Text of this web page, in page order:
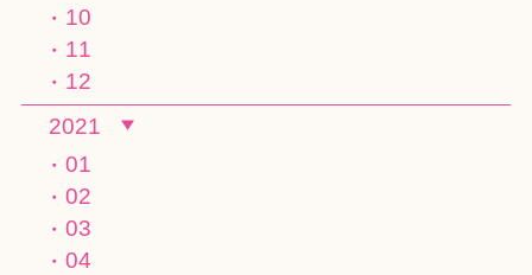
10
11
12
2021
01
02
03
04